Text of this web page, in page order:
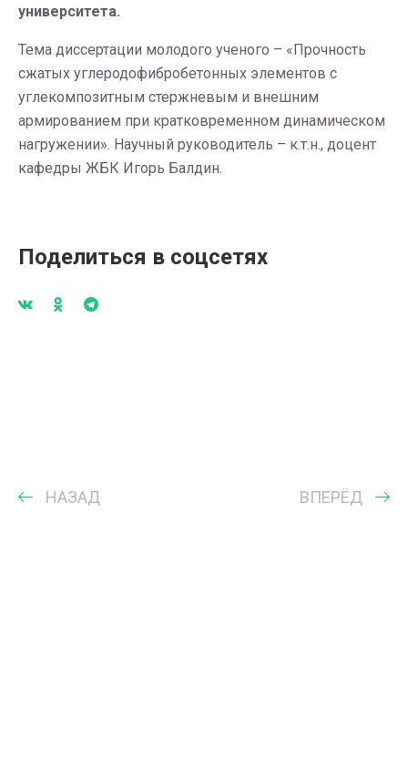
университета.
Тема диссертации молодого ученого – «Прочность
сжатых углеродофибробетонных элементов с
углекомпозитным стержневым и внешним
армированием при кратковременном динамическом
нагружении». Научный руководитель – к.т.н., доцент
кафедры ЖБК Игорь Балдин.
Поделиться в соцсетях
НАЗАД ВПЕРЁД